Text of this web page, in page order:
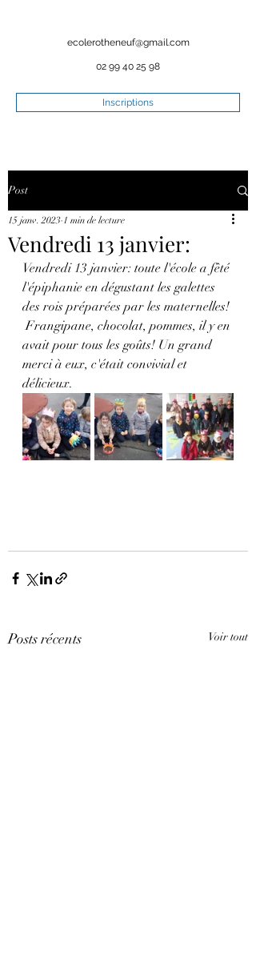
ecolerotheneuf@gmail.com
02 99 40 25 98
Inscriptions
Post
Vendredi 13 janvier:
15 janv. 2023 1 min de lecture
Vendredi 13 janvier: toute l'école a fêté
l'épiphanie en dégustant les galettes
des rois préparées par les maternelles!
Frangipane, chocolat, pommes, il y en
avait pour tous les goûts! Un grand
merci à eux, c'était convivial et
délicieux.
Posts récents Voir tout